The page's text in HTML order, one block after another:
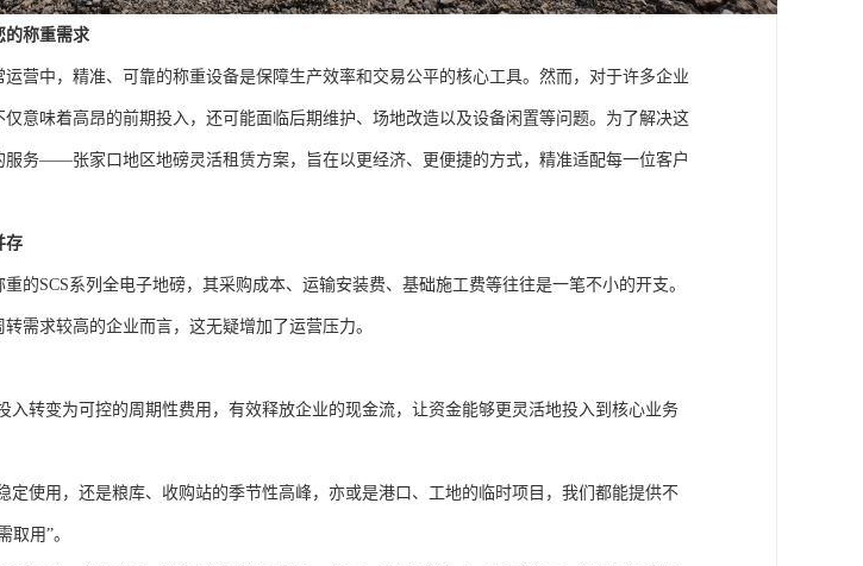
的称重需求
营中，精准、可靠的称重设备是保障生产效率和交易公平的核心工具。然而，对于许多企业
意味着高昂的前期投入，还可能面临后期维护、场地改造以及设备闲置等问题。为了解决这
务——张家口地区地磅灵活租赁方案，旨在以更经济、更便捷的方式，精准适配每一位客户
存
的SCS系列全电子地磅，其采购成本、运输安装费、基础施工费等往往是一笔不小的开支。
需求较高的企业而言，这无疑增加了运营压力。
入转变为可控的周期性费用，有效释放企业的现金流，让资金能够更灵活地投入到核心业务
定使用，还是粮库、收购站的季节性高峰，亦或是港口、工地的临时项目，我们都能提供不
取用”。